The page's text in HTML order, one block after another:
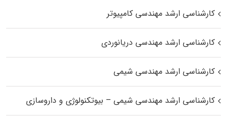
کارشناسی ارشد مهندسی کامپیوتر
کارشناسی ارشد مهندسی دریانوردی
کارشناسی ارشد مهندسی شیمی
کارشناسی ارشد مهندسی شیمی – بیوتکنولوژی و داروسازی